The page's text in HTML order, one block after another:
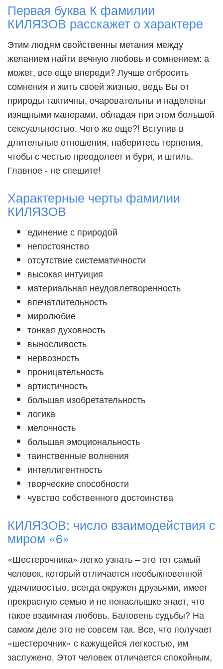
Первая буква К фамилии
КИЛЯЗОВ расскажет о характере
Этим людям свойственны метания между
желанием найти вечную любовь и сомнением: а
может, все еще впереди? Лучше отбросить
сомнения и жить своей жизнью, ведь Вы от
природы тактичны, очаровательны и наделены
изящными манерами, обладая при этом большой
сексуальностью. Чего же еще?! Вступив в
длительные отношения, наберитесь терпения,
чтобы с честью преодолеет и бури, и штиль.
Главное - не спешите!
Характерные черты фамилии
КИЛЯЗОВ
единение с природой
непостоянство
отсутствие систематичности
высокая интуиция
материальная неудовлетворенность
впечатлительность
миролюбие
тонкая духовность
выносливость
нервозность
проницательность
артистичность
большая изобретательность
логика
мелочность
большая эмоциональность
таинственные волнения
интеллигентность
творческие способности
чувство собственного достоинства
КИЛЯЗОВ: число взаимодействия с
миром «6»
«Шестерочника» легко узнать – это тот самый
человек, который отличается необыкновенной
удачливостью, всегда окружен друзьями, имеет
прекрасную семью и не понаслышке знает, что
такое взаимная любовь. Баловень судьбы? На
самом деле это не совсем так. Все, что получает
«шестерочник» с кажущейся легкостью, им
заслужено. Этот человек отличается спокойным,